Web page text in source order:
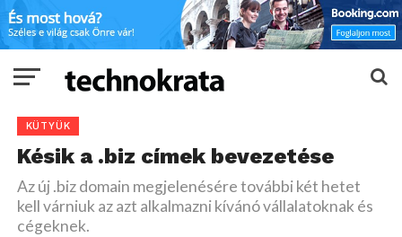
KÜTYÜK
Késik a .biz címek bevezetése
Az új .biz domain megjelenésére további két hetet
kell várniuk az azt alkalmazni kívánó vállalatoknak és
cégeknek.